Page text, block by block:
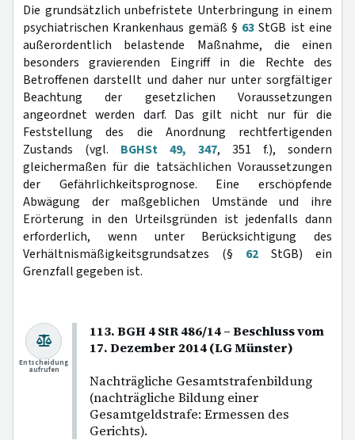
Die grundsätzlich unbefristete Unterbringung in einem
psychiatrischen Krankenhaus gemäß § 63 StGB ist eine
außerordentlich belastende Maßnahme, die einen
besonders gravierenden Eingriff in die Rechte des
Betroffenen darstellt und daher nur unter sorgfältiger
Beachtung der gesetzlichen Voraussetzungen
angeordnet werden darf. Das gilt nicht nur für die
Feststellung des die Anordnung rechtfertigenden
Zustands (vgl. BGHSt 49, 347, 351 f.), sondern
gleichermaßen für die tatsächlichen Voraussetzungen
der Gefährlichkeitsprognose. Eine erschöpfende
Abwägung der maßgeblichen Umstände und ihre
Erörterung in den Urteilsgründen ist jedenfalls dann
erforderlich, wenn unter Berücksichtigung des
Verhältnismäßigkeitsgrundsatzes (§ 62 StGB) ein
Grenzfall gegeben ist.
113. BGH 4 StR 486/14 – Beschluss vom
17. Dezember 2014 (LG Münster)
Nachträgliche Gesamtstrafenbildung
(nachträgliche Bildung einer
Gesamtgeldstrafe: Ermessen des
Gerichts).
Entscheidung
aufrufen